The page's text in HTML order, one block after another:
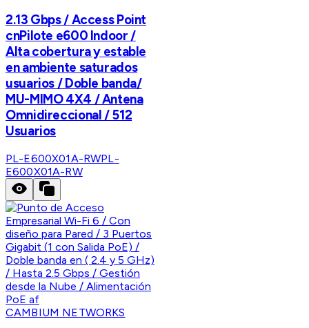
2.13 Gbps / Access Point
cnPilote e600 Indoor /
Alta cobertura y estable
en ambiente saturados
usuarios / Doble banda/
MU-MIMO 4X4 / Antena
Omnidireccional / 512
Usuarios
PL-E600X01A-RWPL-
E600X01A-RW
CAMBIUM NETWORKS